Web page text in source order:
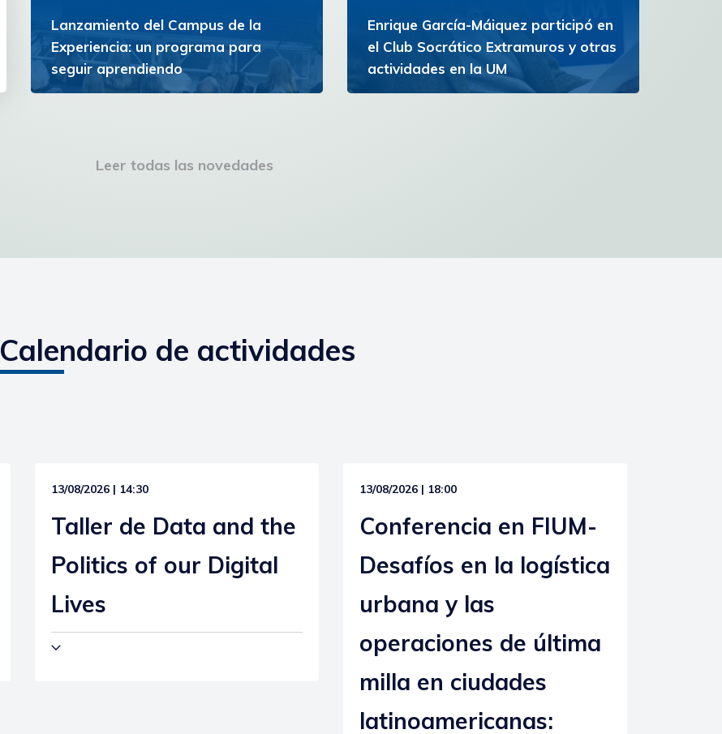
Lanzamiento del Campus de la
Experiencia: un programa para
seguir aprendiendo
Enrique García-Máiquez participó en
el Club Socrático Extramuros y otras
actividades en la UM
Leer todas las novedades
Calendario de actividades
13/08/2026 | 14:30
Taller de Data and the
Politics of our Digital
Lives
13/08/2026 | 18:00
Conferencia en FIUM-
Desafíos en la logística
urbana y las
operaciones de última
milla en ciudades
latinoamericanas: